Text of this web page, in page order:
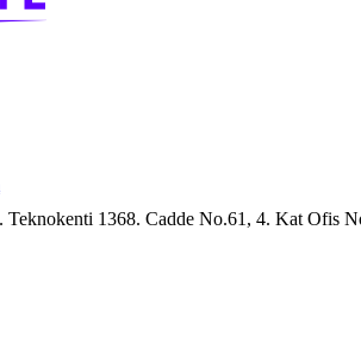
Teknokenti 1368. Cadde No.61, 4. Kat Ofis